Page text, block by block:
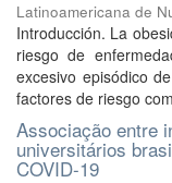
Latinoamericana de
Introducción. La
riesgo de
excesivo episódico
factores de riesgo
Associação entre
universitários
COVID-19